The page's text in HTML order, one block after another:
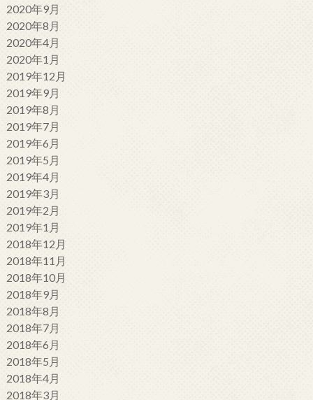
2020年9月
2020年8月
2020年4月
2020年1月
2019年12月
2019年9月
2019年8月
2019年7月
2019年6月
2019年5月
2019年4月
2019年3月
2019年2月
2019年1月
2018年12月
2018年11月
2018年10月
2018年9月
2018年8月
2018年7月
2018年6月
2018年5月
2018年4月
2018年3月